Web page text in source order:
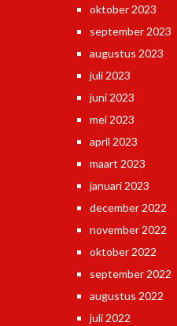
oktober 2023
september 2023
augustus 2023
juli 2023
juni 2023
mei 2023
april 2023
maart 2023
januari 2023
december 2022
november 2022
oktober 2022
september 2022
augustus 2022
juli 2022